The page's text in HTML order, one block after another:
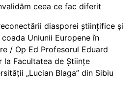
ceea ce fac diferit
diasporei științifice și
Uniunii Europene în
/ Op Ed Profesorul Eduard
la Facultatea de Științe
„Lucian Blaga” din Sibiu